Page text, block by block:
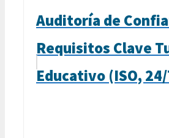
Auditoría de
Requisitos Clave
Educativo (ISO,